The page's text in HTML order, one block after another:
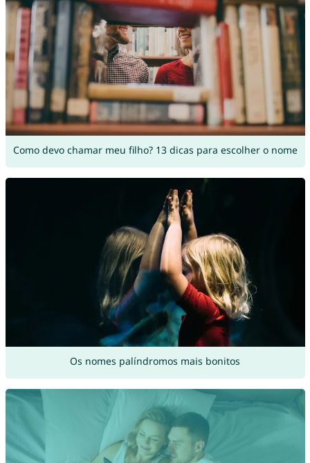
Como devo chamar meu filho? 13 dicas para escolher o nome
Os nomes palíndromos mais bonitos